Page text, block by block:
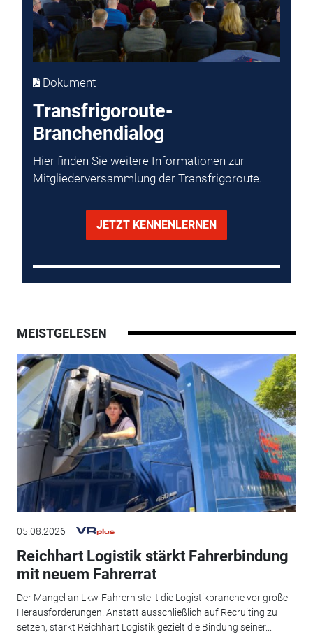
Dokument
Transfrigoroute-
Branchendialog
Hier finden Sie weitere Informationen zur
Mitgliederversammlung der Transfrigoroute.
JETZT KENNENLERNEN
MEISTGELESEN
05.08.2026
Reichhart Logistik stärkt Fahrerbindung
mit neuem Fahrerrat
Der Mangel an Lkw-Fahrern stellt die Logistikbranche vor große
Herausforderungen. Anstatt ausschließlich auf Recruiting zu
setzen, stärkt Reichhart Logistik gezielt die Bindung seiner...